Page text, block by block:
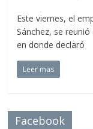
Este viernes, el
Sánchez, se
en donde declaró
Leer mas
Facebook